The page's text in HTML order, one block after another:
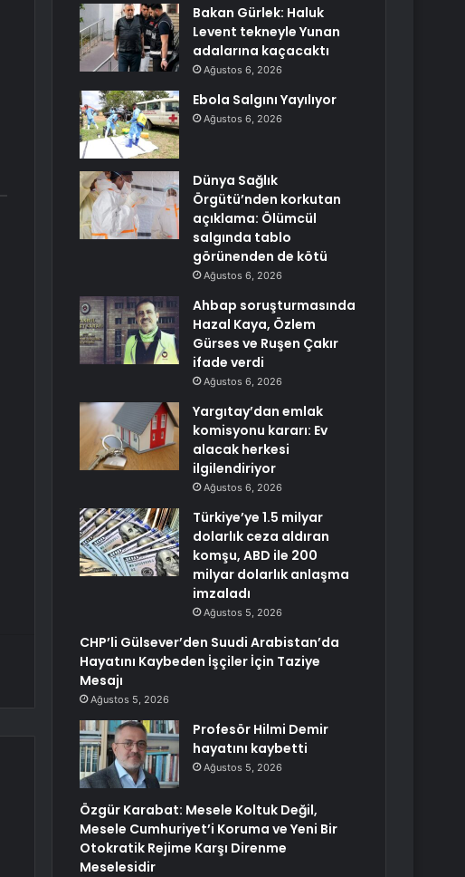
Bakan Gürlek: Haluk
Levent tekneyle Yunan
adalarına kaçacaktı
Ağustos 6, 2026
Ebola Salgını Yayılıyor
Ağustos 6, 2026
Dünya Sağlık
Örgütü’nden korkutan
açıklama: Ölümcül
salgında tablo
görünenden de kötü
Ağustos 6, 2026
Ahbap soruşturmasında
Hazal Kaya, Özlem
Gürses ve Ruşen Çakır
ifade verdi
Ağustos 6, 2026
Yargıtay’dan emlak
komisyonu kararı: Ev
alacak herkesi
ilgilendiriyor
Ağustos 6, 2026
Türkiye’ye 1.5 milyar
dolarlık ceza aldıran
komşu, ABD ile 200
milyar dolarlık anlaşma
imzaladı
Ağustos 5, 2026
CHP’li Gülsever’den Suudi Arabistan’da
Hayatını Kaybeden İşçiler İçin Taziye
Mesajı
Ağustos 5, 2026
Profesör Hilmi Demir
hayatını kaybetti
Ağustos 5, 2026
Özgür Karabat: Mesele Koltuk Değil,
Mesele Cumhuriyet’i Koruma ve Yeni Bir
Otokratik Rejime Karşı Direnme
Meselesidir